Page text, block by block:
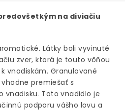
na diviačiu
Látky boli vyvinuté
zver, ktorá je touto vôňou
vnadiskám. Granulované
premiešať s
vnadisku. Toto vnadidlo je
podporu vášho lovu a